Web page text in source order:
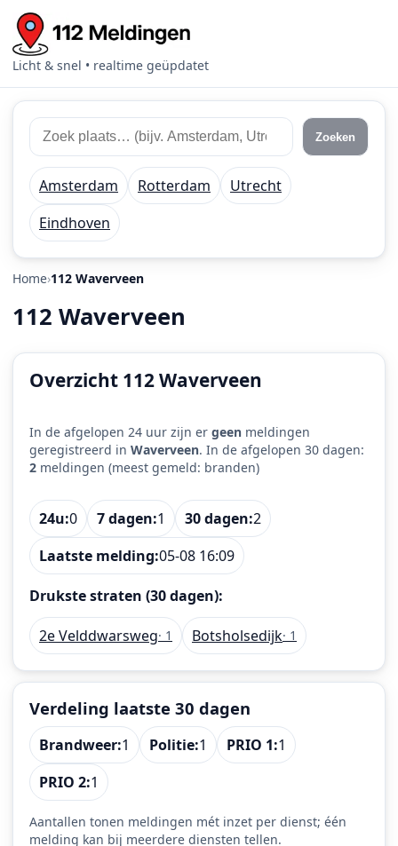
Licht & snel • realtime geüpdatet
Zoek
112
meldingen
Zoek
plaats
of
regio
Zoeken
Amsterdam Rotterdam
Utrecht
Eindhoven
Home 112 Waverveen
112 Waverveen
Overzicht 112 Waverveen
In de afgelopen 24 uur zijn er geen meldingen
geregistreerd in Waverveen. In de afgelopen 30 dagen:
2 meldingen (meest gemeld: branden)
24u:0 7 dagen:1 30 dagen:2
Laatste melding:05-08 16:09
Drukste straten (30 dagen):
2e Velddwarsweg· 1 Botsholsedijk· 1
Verdeling laatste 30 dagen
Brandweer:1 Politie:1 PRIO 1:1
PRIO 2:1
Aantallen tonen meldingen mét inzet per dienst; één
melding kan bij meerdere diensten tellen.